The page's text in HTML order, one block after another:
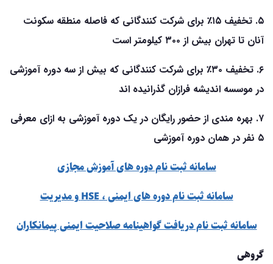
۵. تخفیف ۱۵٪ برای شرکت کنندگانی که فاصله منطقه سکونت
آنان تا تهران بیش از ۳۰۰ کیلومتر است
۶. تخفیف ۳۰٪ برای شرکت کنندگانی که بیش از سه دوره آموزشی
در موسسه اندیشه فرازان گذرانیده اند
۷. بهره مندی از حضور رایگان در یک دوره آموزشی به ازای معرفی
۵ نفر در همان دوره آموزشی
سامانه ثبت نام دوره های آموزش مجازی
سامانه ثبت نام دوره های ایمنی ، HSE و مدیریت
سامانه ثبت نام دریافت گواهینامه صلاحیت ایمنی پیمانکاران
گروهی